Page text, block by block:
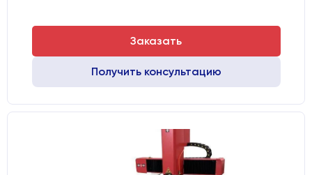
Заказать
Получить консультацию